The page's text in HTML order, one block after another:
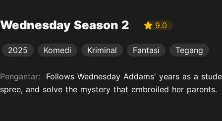
Wednesday Season 2 9.0
2025 Komedi Kriminal Fantasi Tegang
Pengantar: Follows Wednesday Addams' years as a
spree, and solve the mystery that embroiled her parents.